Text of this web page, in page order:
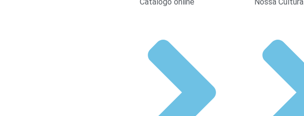
Catálogo online Nossa Cultura